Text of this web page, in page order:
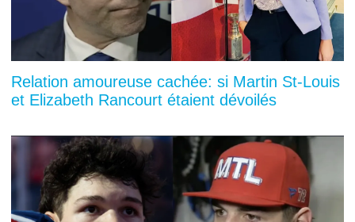
Relation amoureuse cachée: si Martin St-Louis
et Elizabeth Rancourt étaient dévoilés